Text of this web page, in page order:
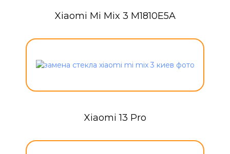
Xiaomi Mi Mix 3 M1810E5A
Xiaomi 13 Pro